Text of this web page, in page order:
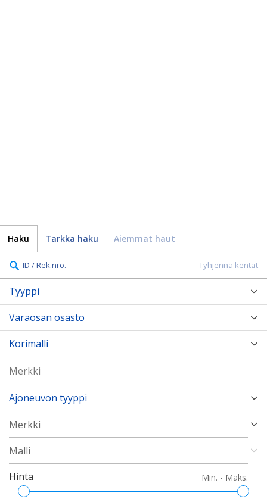
Haku Tarkka haku Aiemmat haut
Tyhjennä kentät
ID / Rek.nro.
Tyyppi
Varaosan osasto
Korimalli
Ajoneuvon tyyppi
Min. - Maks.
Hinta